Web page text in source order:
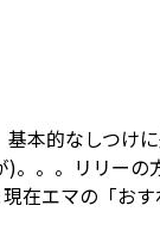
本的なしつ
。。。リリー
在エマの「